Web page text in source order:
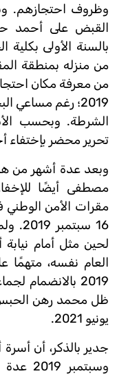
وظروف احتجازهم.
من منزله بمنطقة
من معرفة مكان
2019؛ رغم
الشرطة. وبحسب
تحرير محضر بإختفاء
وبعد عدة أشهر من
مقرات الأمن الوطني
16
لحين مثل أمام
2019 بالانضمام
ظل محمد رهن الحبس
يونيو 2021.
جدير بالذكر، أن